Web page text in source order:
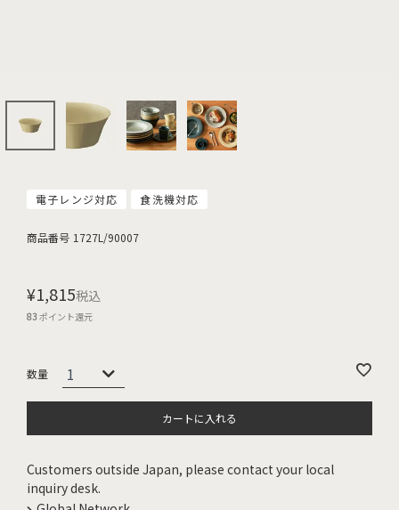
電子レンジ対応 食洗機対応
商品番号 1727L/90007
¥1,815税込
83ポイント還元
カートに入れる
Customers outside Japan, please contact your local
inquiry desk.